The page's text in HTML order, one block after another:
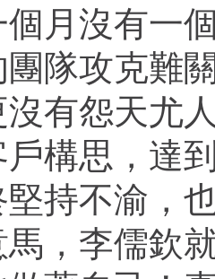
個月沒有一
隊攻克難
有怨天尤
戶構思，達
持不渝，
，李儒欽